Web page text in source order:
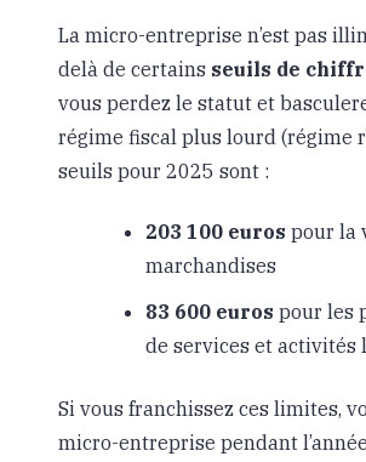
La micro-entreprise n’est pas
delà de certains seuils de
vous perdez le statut et
régime fiscal plus lourd (régime
seuils pour 2025 sont :
203 100 euros pour la
marchandises
83 600 euros pour les
de services et activités
Si vous franchissez ces limites,
micro-entreprise pendant